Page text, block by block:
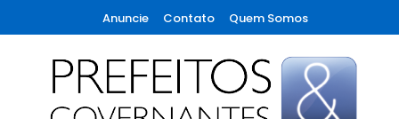
To
Content
Anuncie Contato Quem Somos